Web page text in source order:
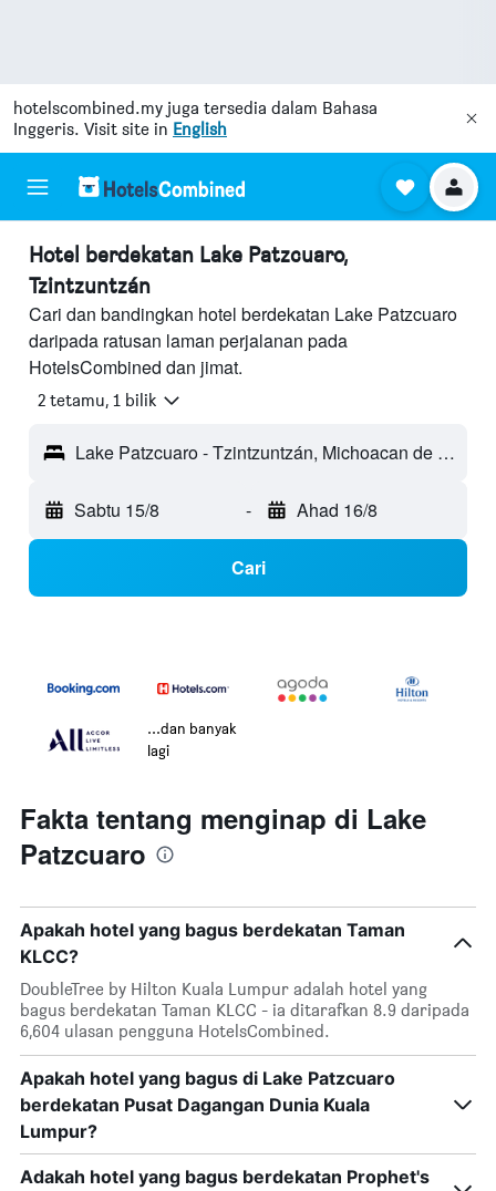
hotelscombined.my juga tersedia dalam Bahasa
Inggeris. Visit site in English
Hotel berdekatan Lake Patzcuaro,
Tzintzuntzán
Cari dan bandingkan hotel berdekatan Lake Patzcuaro
daripada ratusan laman perjalanan pada
HotelsCombined dan jimat.
2 tetamu, 1 bilik
Lake Patzcuaro - Tzintzuntzán, Michoacan de Ocampo, Mexico
Sabtu 15/8 - Ahad 16/8
Cari
...dan banyak
lagi
Fakta tentang menginap di Lake
Patzcuaro
Apakah hotel yang bagus berdekatan Taman
KLCC?
DoubleTree by Hilton Kuala Lumpur adalah hotel yang
bagus berdekatan Taman KLCC - ia ditarafkan 8.9 daripada
6,604 ulasan pengguna HotelsCombined.
Apakah hotel yang bagus di Lake Patzcuaro
berdekatan Pusat Dagangan Dunia Kuala
Lumpur?
Adakah hotel yang bagus berdekatan Prophet's